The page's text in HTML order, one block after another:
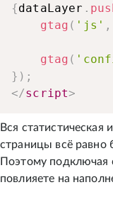
{dataLayer .
gtag ( 'js' ,
gtag (
} ) ;
</script>
Вся статистическая
страницы всё равно
Поэтому подключая
повлияете на